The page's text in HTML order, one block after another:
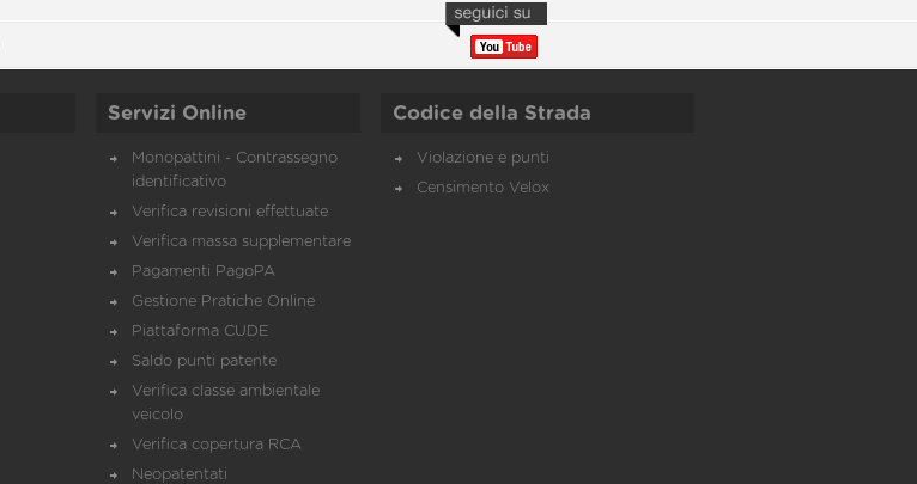
Servizi Online
Monopattini - Contrassegno
identificativo
Verifica revisioni effettuate
Verifica massa supplementare
Pagamenti PagoPA
Gestione Pratiche Online
Piattaforma CUDE
Saldo punti patente
Verifica classe ambientale
veicolo
Verifica copertura RCA
Neopatentati
Codice della Strada
Violazione e punti
Censimento Velox